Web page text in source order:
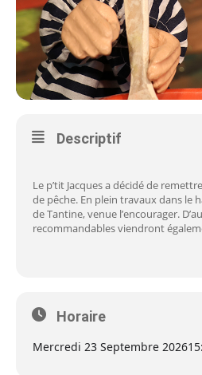
Descriptif
Le p’tit Jacques a décidé de
de pêche. En plein travaux dans le
de Tantine, venue l’encourager.
recommandables viendront
Horaire
Mercredi 23 Septembre 2026